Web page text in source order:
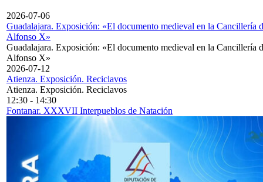
2026-07-06
Guadalajara. Exposición: «El documento medieval en la Cancillería
Alfonso X»
Guadalajara. Exposición: «El documento medieval en la Cancillería
Alfonso X»
2026-07-12
Atienza. Exposición. Reciclavos
Atienza. Exposición. Reciclavos
12:30 - 14:30
Fontanar. XXXVII Interpueblos de Natación